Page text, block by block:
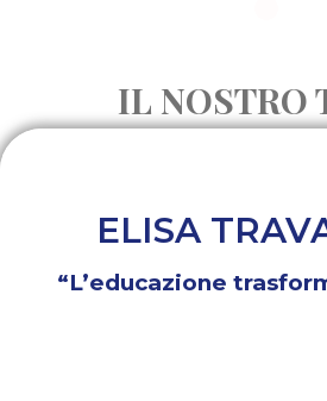
IL NOSTRO
ELISA
“L’educazione